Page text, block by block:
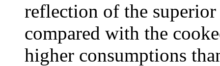
reflection of the
compared with the
higher consumptions